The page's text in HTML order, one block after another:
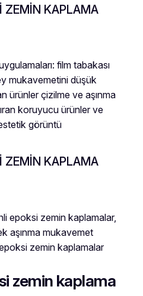
ZEMIN KAPLAMA
film tabakası
mukavemetini düşük
ürünler çizilme ve aşınma
koruyucu ürünler ve
görüntü
ZEMIN KAPLAMA
epoksi zemin kaplamalar,
aşınma mukavemet
zemin kaplamalar
zemin kaplama